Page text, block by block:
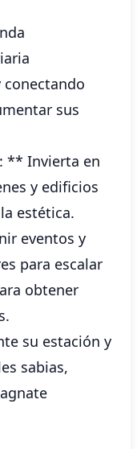
conectando
sus
** Invierta en
y edificios
estética.
eventos y
para escalar
obtener
su estación y
sabias,